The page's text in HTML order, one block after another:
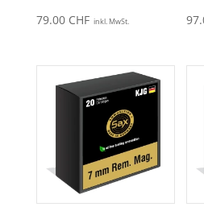
79.00 CHF inkl. MwSt.